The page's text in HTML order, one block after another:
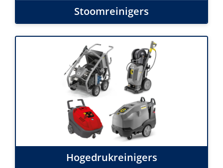
Stoomreinigers
Hogedrukreinigers